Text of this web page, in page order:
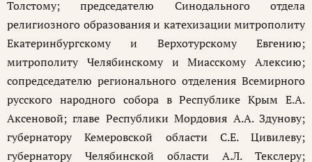
Толстому;председателю Синодального отдела
религиозного образования и катехизации митрополиту
Екатеринбургскому и Верхотурскому Евгению;
митрополиту Челябинскому и Миасскому Алексию;
сопредседателю регионального отделения Всемирного
русского народного собора в Республике Крым Е.А.
Аксеновой;главе Республики Мордовия А.А. Здунову;
губернатору Кемеровской области С.Е. Цивилеву;
губернатору Челябинской области А.Л. Текслеру;